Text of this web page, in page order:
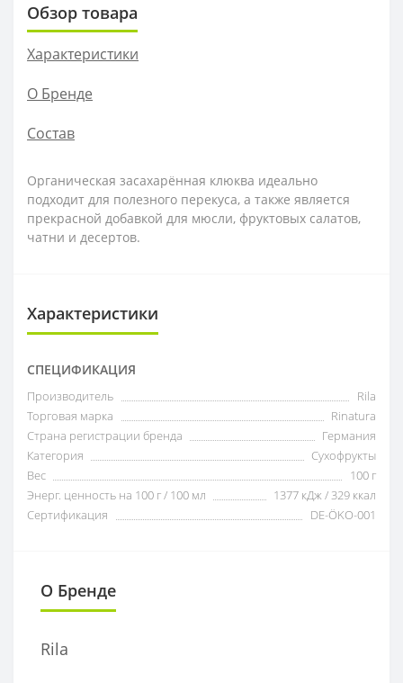
Обзор товара
Характеристики
О Бренде
Состав
Органическая засахарённая клюква идеально
подходит для полезного перекуса, а также является
прекрасной добавкой для мюсли, фруктовых салатов,
чатни и десертов.
Характеристики
СПЕЦИФИКАЦИЯ
Производитель
Rila
Торговая марка
Rinatura
Страна регистрации бренда
Германия
Категория
Сухофрукты
Вес
100 г
Энерг. ценность на 100 г / 100 мл
1377 кДж / 329 ккал
Сертификация
DE-ÖKO-001
О Бренде
Rila